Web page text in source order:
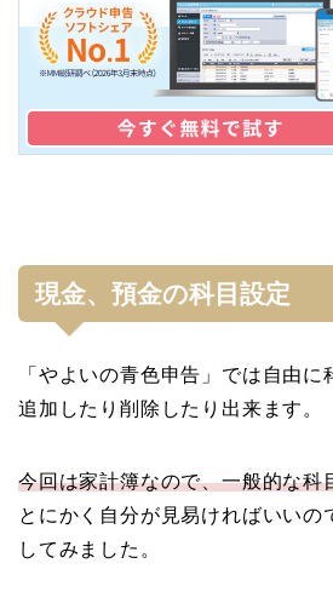
現金、預金の科目設定
「やよいの青色申告」では自由に
追加したり削除したり出来ます。
今回は家計簿なので、一般的な科
とにかく自分が見易ければいいの
してみました。